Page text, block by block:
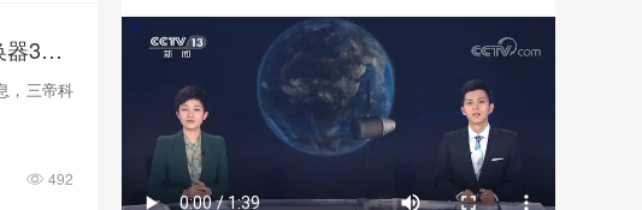
3D打印铸造铜合金螺旋桨通过评审；无人艇、大尺寸热交换器3D打印；人民网报道两家3D打印企业
，三帝科
492